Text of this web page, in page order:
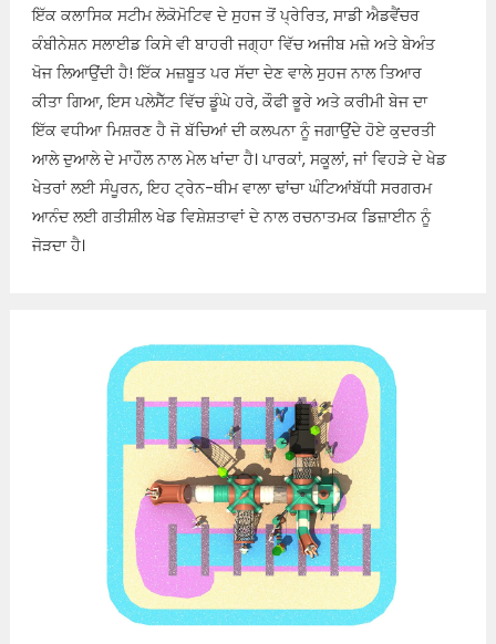
ਇੱਕ ਕਲਾਸਿਕ ਸਟੀਮ ਲੋਕੋਮੋਟਿਵ ਦੇ ਸੁਹਜ ਤੋਂ ਪ੍ਰੇਰਿਤ, ਸਾਡੀ ਐਡਵੈਂਚਰ
ਕੰਬੀਨੇਸ਼ਨ ਸਲਾਈਡ ਕਿਸੇ ਵੀ ਬਾਹਰੀ ਜਗ੍ਹਾ ਵਿੱਚ ਅਜੀਬ ਮਜ਼ੇ ਅਤੇ ਬੇਅੰਤ
ਖੋਜ ਲਿਆਉਂਦੀ ਹੈ! ਇੱਕ ਮਜ਼ਬੂਤ ​​ਪਰ ਸੱਦਾ ਦੇਣ ਵਾਲੇ ਸੁਹਜ ਨਾਲ ਤਿਆਰ
ਕੀਤਾ ਗਿਆ, ਇਸ ਪਲੇਸੈੱਟ ਵਿੱਚ ਡੂੰਘੇ ਹਰੇ, ਕੌਫੀ ਭੂਰੇ ਅਤੇ ਕਰੀਮੀ ਬੇਜ ਦਾ
ਇੱਕ ਵਧੀਆ ਮਿਸ਼ਰਣ ਹੈ ਜੋ ਬੱਚਿਆਂ ਦੀ ਕਲਪਨਾ ਨੂੰ ਜਗਾਉਂਦੇ ਹੋਏ ਕੁਦਰਤੀ
ਆਲੇ ਦੁਆਲੇ ਦੇ ਮਾਹੌਲ ਨਾਲ ਮੇਲ ਖਾਂਦਾ ਹੈ। ਪਾਰਕਾਂ, ਸਕੂਲਾਂ, ਜਾਂ ਵਿਹੜੇ ਦੇ ਖੇਡ
ਖੇਤਰਾਂ ਲਈ ਸੰਪੂਰਨ, ਇਹ ਟ੍ਰੇਨ-ਥੀਮ ਵਾਲਾ ਢਾਂਚਾ ਘੰਟਿਆਂਬੱਧੀ ਸਰਗਰਮ
ਆਨੰਦ ਲਈ ਗਤੀਸ਼ੀਲ ਖੇਡ ਵਿਸ਼ੇਸ਼ਤਾਵਾਂ ਦੇ ਨਾਲ ਰਚਨਾਤਮਕ ਡਿਜ਼ਾਈਨ ਨੂੰ
ਜੋੜਦਾ ਹੈ।